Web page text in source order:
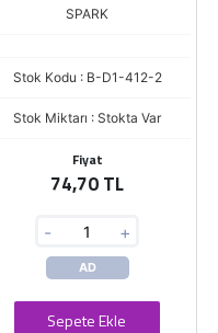
SPARK
Stok Kodu : B-D1-412-2
Stok Miktarı : Stokta Var
Fiyat
74,70 TL
- +
AD
Sepete Ekle